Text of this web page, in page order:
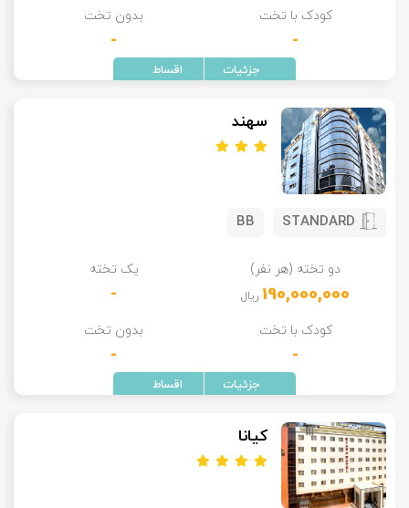
کودک با تخت
-
بدون تخت
-
سهند
STANDARD
BB
دو تخته (هر نفر)
190,000,000 ریال
یک تخته
-
کودک با تخت
-
بدون تخت
-
کیانا